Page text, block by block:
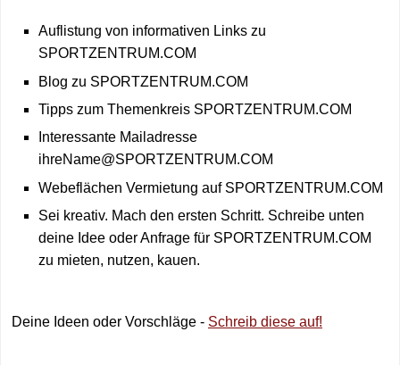
Auflistung von informativen Links zu
SPORTZENTRUM.COM
Blog zu SPORTZENTRUM.COM
Tipps zum Themenkreis SPORTZENTRUM.COM
Interessante Mailadresse
ihreName@SPORTZENTRUM.COM
Webeflächen Vermietung auf SPORTZENTRUM.COM
Sei kreativ. Mach den ersten Schritt. Schreibe unten
deine Idee oder Anfrage für SPORTZENTRUM.COM
zu mieten, nutzen, kauen.
Deine Ideen oder Vorschläge - Schreib diese auf!